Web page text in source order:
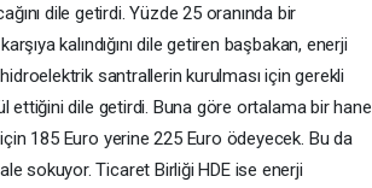
dile getirdi. Yüzde 25 oranında bir
kalındığını dile getiren başbakan, enerji
santrallerin kurulması için gerekli
ettiğini dile getirdi. Buna göre ortalama bir hane
185 Euro yerine 225 Euro ödeyecek. Bu da
sokuyor. Ticaret Birliği HDE ise enerji